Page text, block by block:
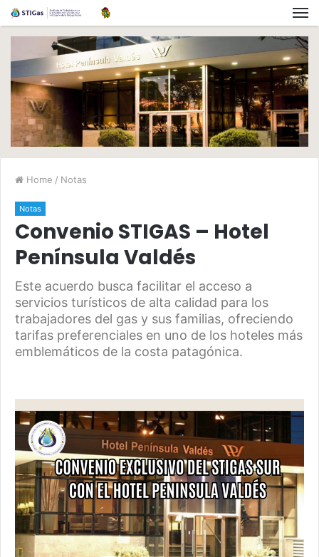
Home / Notas
Notas
Convenio STIGAS – Hotel
Península Valdés
Este acuerdo busca facilitar el acceso a
servicios turísticos de alta calidad para los
trabajadores del gas y sus familias, ofreciendo
tarifas preferenciales en uno de los hoteles más
emblemáticos de la costa patagónica.